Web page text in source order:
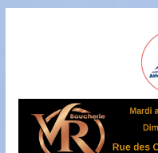
A
S
B
L